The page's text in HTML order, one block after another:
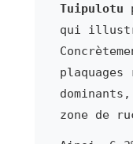
Tuipulotu
qui
zone de